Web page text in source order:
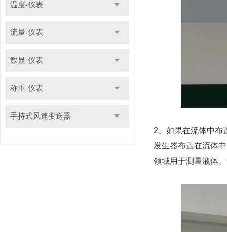
温度-仪表
流量-仪表
数显-仪表
称重-仪表
手持式风速变送器
2、如果在流体中布
发生器布置在流体
领域用于测量液体